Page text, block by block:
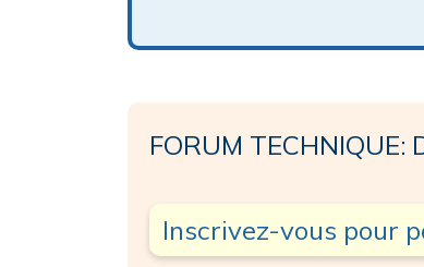
FORUM TECHNIQUE:
Inscrivez-vous pour